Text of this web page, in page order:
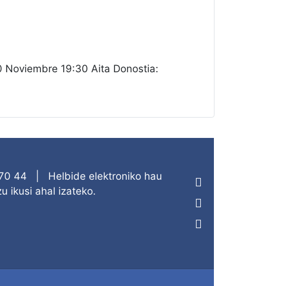
Noviembre 19:30 Aita Donostia:
44
Helbide elektroniko hau
ikusi ahal izateko.